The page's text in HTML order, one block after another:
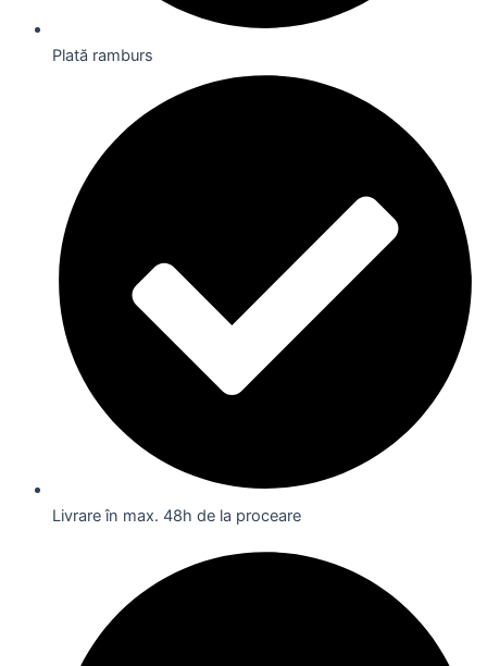
Plată ramburs
Livrare în max. 48h de la proceare